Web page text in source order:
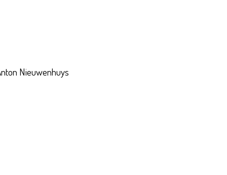
Nieuwenhuys